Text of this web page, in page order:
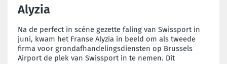
Alyzia
Na de perfect in scéne gezette faling van Swissport in
juni, kwam het Franse Alyzia in beeld om als tweede
firma voor grondafhandelingsdiensten op Brussels
Airport de plek van Swissport in te nemen. Dit